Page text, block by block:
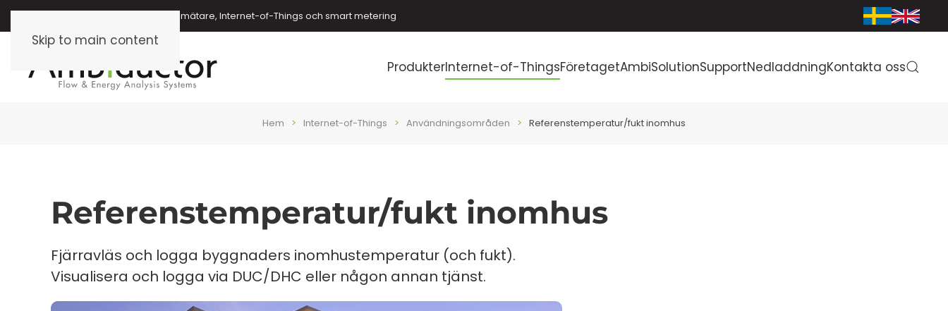
Skip to main content
Energimätare, vattenmätare, oljemätare, Internet-of-Things och smart metering
ProdukterInternet-of-ThingsFöretagetAmbiSolutionSupportNedladdningKontakta oss
Hem Internet-of-Things Användningsområden Referenstemperatur/fukt inomhus
Referenstemperatur/fukt inomhus
Fjärravläs och logga byggnaders inomhustemperatur (och fukt).
Visualisera och logga via DUC/DHC eller någon annan tjänst.